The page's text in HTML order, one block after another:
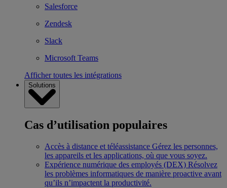
Salesforce
Zendesk
Slack
Microsoft Teams
Afficher toutes les intégrations
Solutions
Cas d’utilisation populaires
Accès à distance et téléassistance Gérez les personnes,
les appareils et les applications, où que vous soyez.
Expérience numérique des employés (DEX) Résolvez
les problèmes informatiques de manière proactive avant
qu’ils n’impactent la productivité.